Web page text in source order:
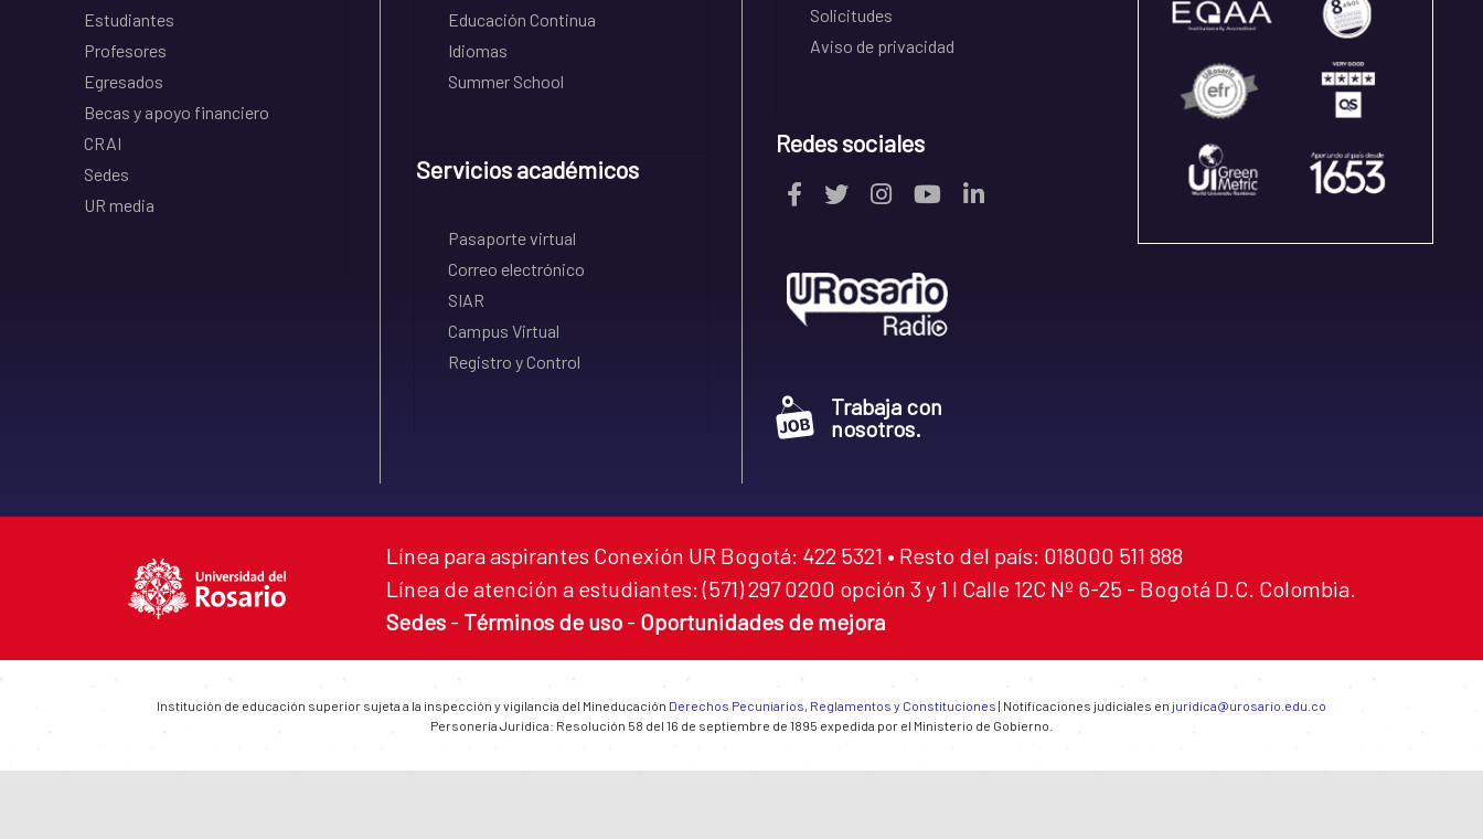
Estudiantes
Profesores
Egresados
Becas y apoyo financiero
CRAI
Sedes
UR media
Educación Continua
Idiomas
Summer School
Servicios académicos
Pasaporte virtual
Correo electrónico
SIAR
Campus Virtual
Registro y Control
Solicitudes
Aviso de privacidad
Redes sociales
Trabaja con
nosotros.
Línea para aspirantes Conexión UR Bogotá: 422 5321 • Resto del país: 018000 511 888
Línea de atención a estudiantes: (571) 297 0200 opción 3 y 1 I Calle 12C Nº 6-25 - Bogotá D.C. Colombia.
Sedes - Términos de uso - Oportunidades de mejora
Institución de educación superior sujeta a la inspección y vigilancia del Mineducación Derechos Pecuniarios, Reglamentos y Constituciones | Notificaciones judiciales en juridica@urosario.edu.co
Personería Jurídica: Resolución 58 del 16 de septiembre de 1895 expedida por el Ministerio de Gobierno.